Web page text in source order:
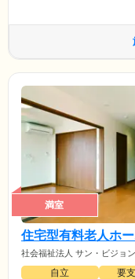
満室
住宅型有料老人ホ
社会福祉法人 サン・ビジョン
自立 要